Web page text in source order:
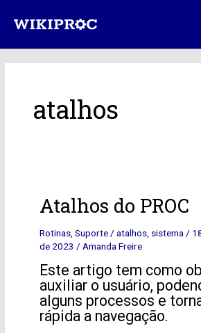
para
atalhos
Atalhos do PROC
Rotinas,Suporte/atalhos, sistema/
de 2023/Amanda Freire
Este artigo tem como
auxiliar o usuário,
alguns processos e
rápida a navegação.
Atalhos
do
PROC